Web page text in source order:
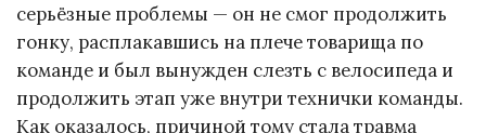
серьёзные проблемы — он не смог продолжить
гонку, расплакавшись на плече товарища по
команде и был вынужден слезть с велосипеда и
продолжить этап уже внутри технички команды.
Как оказалось, причиной тому стала травма